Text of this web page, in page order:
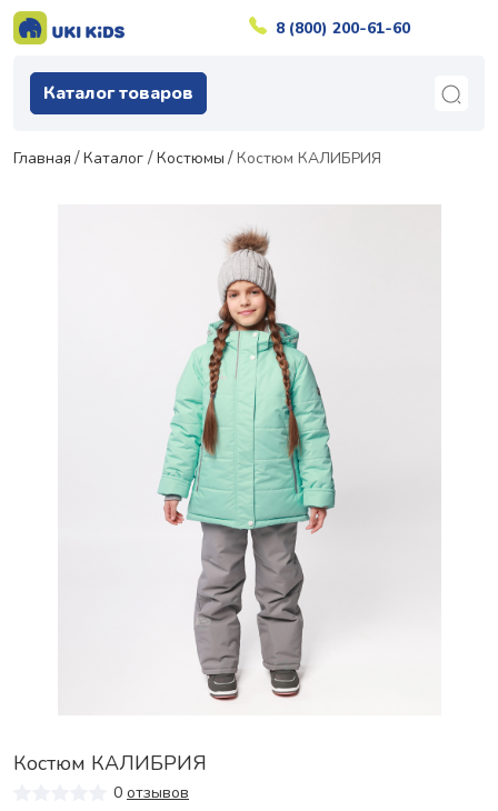
8 (800) 200-61-60
Каталог товаров
Главная Каталог Костюмы Костюм КАЛИБРИЯ
Костюм КАЛИБРИЯ
0 отзывов